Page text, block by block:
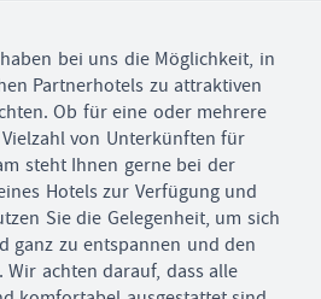
bei uns die Möglichkeit, in
Partnerhotels zu attraktiven
Ob für eine oder mehrere
von Unterkünften für
steht Ihnen gerne bei der
Hotels zur Verfügung und
Sie die Gelegenheit, um sich
ganz zu entspannen und den
achten darauf, dass alle